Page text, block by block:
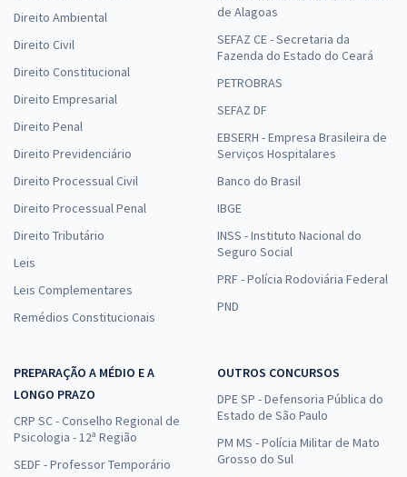
TJDFT - Tribunal de Justiça do Distrito Federal e dos Territórios -
Conhecimentos Básicos para o Cargo de Analista Judiciário - Área
Judiciária - Especialidade: Oficial de Justiça Avaliador Federal
à vista
R$21,99
Comprar
TJDFT - Tribunal de Justiça do Distrito Federal e dos Territórios -
à vista
R$26,66
Economize R$ 79,98 (-20%)
Comprar
Direito Ambiental
Direito Civil
Direito Constitucional
Direito Empresarial
Direito Penal
Direito Previdenciário
Direito Processual Civil
Direito Processual Penal
Direito Tributário
Leis
Leis Complementares
Remédios Constitucionais
de Alagoas
SEFAZ CE - Secretaria da
Fazenda do Estado do Ceará
PETROBRAS
SEFAZ DF
EBSERH - Empresa Brasileira de
Serviços Hospitalares
Banco do Brasil
IBGE
INSS - Instituto Nacional do
Seguro Social
PRF - Polícia Rodoviária Federal
PND
PREPARAÇÃO A MÉDIO E A
LONGO PRAZO
CRP SC - Conselho Regional de
Psicologia - 12ª Região
SEDF - Professor Temporário
OUTROS CONCURSOS
DPE SP - Defensoria Pública do
Estado de São Paulo
PM MS - Polícia Militar de Mato
Grosso do Sul